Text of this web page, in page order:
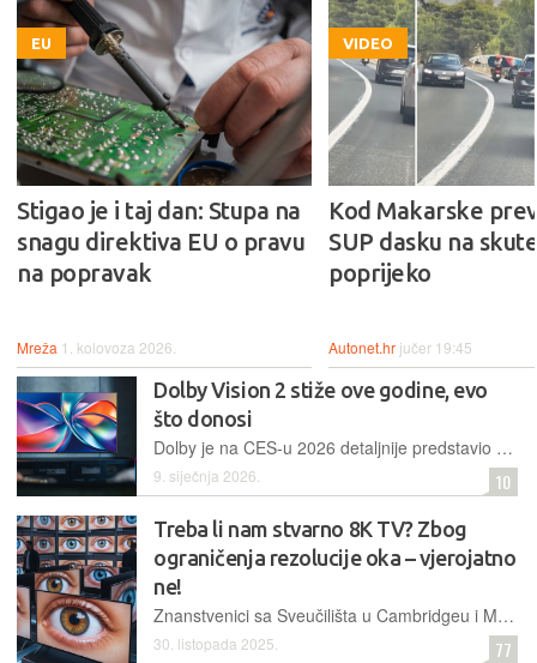
EU
Stigao je i taj dan: Stupa na
snagu direktiva EU o pravu
na popravak
Mreža 1. kolovoza 2026.
VIDEO
Kod Makarske
SUP dasku na
poprijeko
Autonet.hr jučer 19:45
Dolby Vision 2 stiže ove godine, evo
što donosi
Dolby je na CES-u 2026 detaljnije predstavio Dolby Vision 2, novu generaciju svoje tehnologije za poboljšanje slike.
9. siječnja 2026. 10
Treba li nam stvarno 8K TV? Zbog
ograničenja rezolucije oka – vjerojatno
ne!
Znanstvenici sa Sveučilišta u Cambridgeu i Meta Reality Labsa utvrdili su granicu percepcije ljudskog oka, otkrivši da zasloni ultravisoke rezolucije često premašuju ono što realistično možemo vidjeti
30. listopada 2025. 77